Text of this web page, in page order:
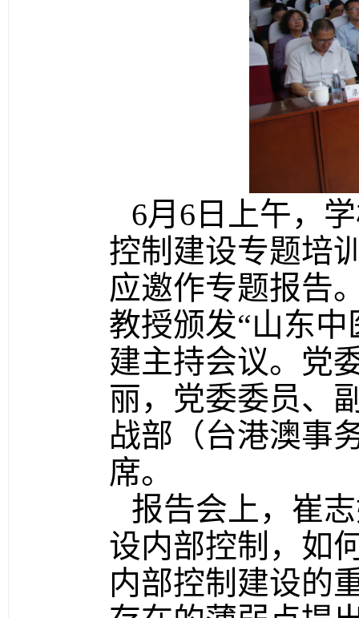
6月6日上午，
控制建设专题培
应邀作专题报告
教授颁发“山东
建主持会议。党
丽，党委委员、
战部（台港澳事
席。
报告会上，崔
设内部控制，如
内部控制建设的